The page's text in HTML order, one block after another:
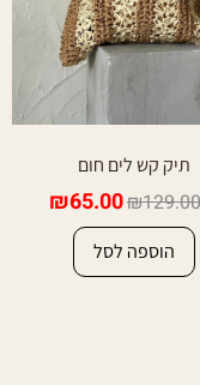
תיק קש לים חום
₪129.00
₪65.00
הוספה לסל